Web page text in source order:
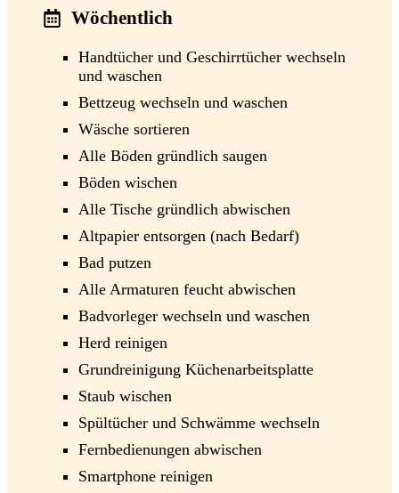
Wöchentlich
Handtücher und Geschirrtücher wechseln
und waschen
Bettzeug wechseln und waschen
Wäsche sortieren
Alle Böden gründlich saugen
Böden wischen
Alle Tische gründlich abwischen
Altpapier entsorgen (nach Bedarf)
Bad putzen
Alle Armaturen feucht abwischen
Badvorleger wechseln und waschen
Herd reinigen
Grundreinigung Küchenarbeitsplatte
Staub wischen
Spültücher und Schwämme wechseln
Fernbedienungen abwischen
Smartphone reinigen